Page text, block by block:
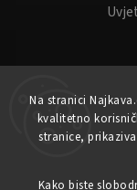
Na stranici
kvalitetno
stranice,
Kako biste